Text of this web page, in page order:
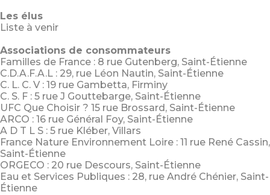
Les élus
Liste à venir
Associations de consommateurs
Familles de France : 8 rue Gutenberg, Saint-Étienne
C.D.A.F.A.L : 29, rue Léon Nautin, Saint-Étienne
C. L. C. V : 19 rue Gambetta, Firminy
C. S. F : 5 rue J Gouttebarge, Saint-Étienne
UFC Que Choisir ? 15 rue Brossard, Saint-Étienne
ARCO : 16 rue Général Foy, Saint-Étienne
A D T L S : 5 rue Kléber, Villars
France Nature Environnement Loire : 11 rue René Cassin,
Saint-Étienne
ORGECO : 20 rue Descours, Saint-Étienne
Eau et Services Publiques : 28, rue André Chénier, Saint-
Étienne